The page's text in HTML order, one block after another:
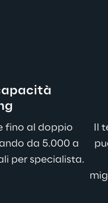
fino al doppio
da 5.000 a
per specialista.
Il